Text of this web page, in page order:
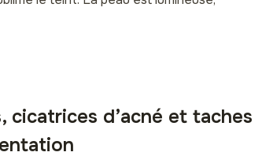
cicatrices d’acné et taches